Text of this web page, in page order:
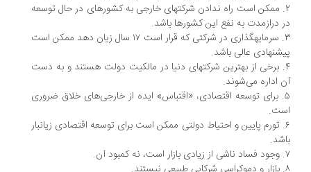
ممکن است راه ندادن شرکتهای خارجی به کشورهای در حال ‏توسعه
درازمدت به نفع این کشورها باشد.
۳. سرمایه‏گذاری در شرکتی که قرار است ۱۷ سال زیان دهد ممکن است‏
عالی باشد.
برخی از بهترین شرکتهای دنیا در مالکیت دولت هستند و به دست
اداره می‌شوند.
۵. برای توسعه‏ اقتصادی، «اقتباس» ایده از خارجی‌های خلاق ضروری‏
تورم پایین و احتیاط دولتی ممکن است برای توسعه‏ اقتصادی زیانبار